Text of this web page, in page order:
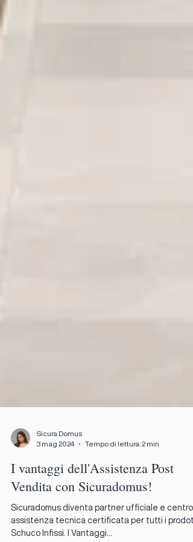
Sicura Domus
3 mag 2024
Tempo di lettura: 2 min
I vantaggi dell'Assistenza Post
Vendita con Sicuradomus!